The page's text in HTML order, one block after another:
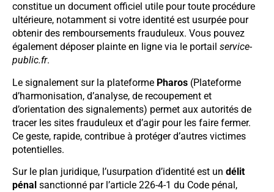
constitue un document officiel utile pour toute procédure
ultérieure, notamment si votre identité est usurpée pour
obtenir des remboursements frauduleux. Vous pouvez
également déposer plainte en ligne via le portail service-
public.fr.
Le signalement sur la plateforme Pharos (Plateforme
d’harmonisation, d’analyse, de recoupement et
d’orientation des signalements) permet aux autorités de
tracer les sites frauduleux et d’agir pour les faire fermer.
Ce geste, rapide, contribue à protéger d’autres victimes
potentielles.
Sur le plan juridique, l’usurpation d’identité est un délit
pénal sanctionné par l’article 226-4-1 du Code pénal,